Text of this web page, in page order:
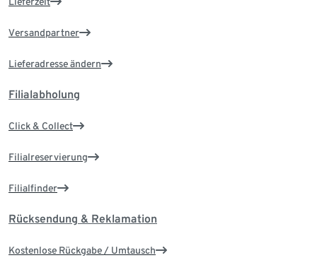
Versandpartner
Lieferadresse ändern
Filialabholung
Click & Collect
Filialreservierung
Filialfinder
Rücksendung & Reklamation
Kostenlose Rückgabe / Umtausch